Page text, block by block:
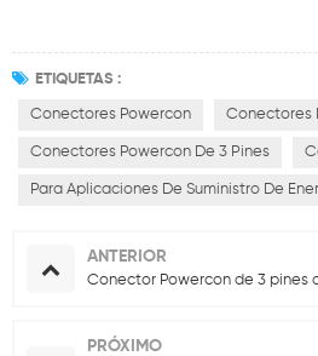
ETIQUETAS :
Conectores Powercon Conectores
Conectores Powercon De 3 Pines
Para Aplicaciones De Suministro De
ANTERIOR
Conector Powercon de 3 pines
PRÓXIMO